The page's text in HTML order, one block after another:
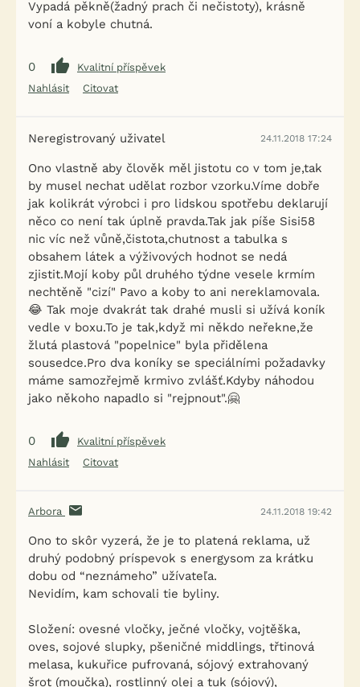
Vypadá pěkně(žadný prach či nečistoty), krásně
voní a kobyle chutná.
0
Kvalitní příspěvek
Nahlásit
Citovat
Neregistrovaný uživatel 24.11.2018 17:24
Ono vlastně aby člověk měl jistotu co v tom je,tak
by musel nechat udělat rozbor vzorku.Víme dobře
jak kolikrát výrobci i pro lidskou spotřebu deklarují
něco co není tak úplně pravda.Tak jak píše Sisi58
nic víc než vůně,čistota,chutnost a tabulka s
obsahem látek a výživových hodnot se nedá
zjistit.Mojí koby půl druhého týdne vesele krmím
nechtěně "cizí" Pavo a koby to ani nereklamovala.
😂 Tak moje dvakrát tak drahé musli si užívá koník
vedle v boxu.To je tak,když mi někdo neřekne,že
žlutá plastová "popelnice" byla přidělena
sousedce.Pro dva koníky se speciálními požadavky
máme samozřejmě krmivo zvlášť.Kdyby náhodou
jako někoho napadlo si "rejpnout".🤗
0
Kvalitní příspěvek
Nahlásit
Citovat
Arbora 24.11.2018 19:42
Ono to skôr vyzerá, že je to platená reklama, už
druhý podobný príspevok s energysom za krátku
dobu od “neznámeho” užívateľa.
Nevidím, kam schovali tie byliny.
Složení: ovesné vločky, ječné vločky, vojtěška,
oves, sojové slupky, pšeničné middlings, třtinová
melasa, kukuřice pufrovaná, sójový extrahovaný
šrot (moučka), rostlinný olej a tuk (sójový),